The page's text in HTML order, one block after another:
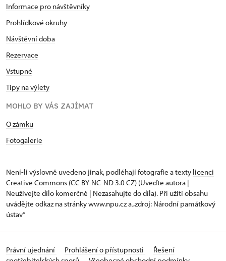
Informace pro návštěvníky
Prohlídkové okruhy
Návštěvní doba
Rezervace
Vstupné
Tipy na výlety
MOHLO BY VÁS ZAJÍMAT
O zámku
Fotogalerie
Není-li výslovně uvedeno jinak, podléhají fotografie a texty licenci
Creative Commons (CC BY-NC-ND 3.0 CZ) (Uveďte autora |
Neužívejte dílo komerčně | Nezasahujte do díla). Při užití obsahu
uvádějte odkaz na stránky www.npu.cz a „zdroj: Národní památkový
ústav“
Právní ujednání Prohlášení o přístupnosti
Řešení